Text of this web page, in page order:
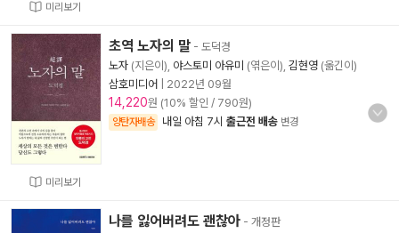
미리보기
미리보기
초역 노자의 말 - 도덕경
노자 (지은이), 야스토미 아유미 (엮은이), 김현영 (옮긴이)
삼호미디어
2022년 09월
14,220원 (10% 할인 / 790원)
양탄자배송 내일 아침 7시 출근전 배송 변경
나를 잃어버려도 괜찮아 - 개정판